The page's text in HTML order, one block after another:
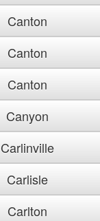
Canton
Canton
Canton
Canyon
Carlinville
Carlisle
Carlton